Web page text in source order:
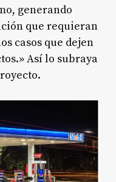
generando
que requieran
casos que dejen
Así lo subraya